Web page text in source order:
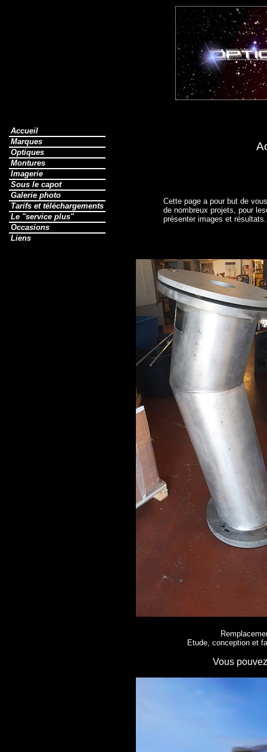
Accueil
Marques
Optiques
Montures
Imagerie
Sous le capot
Galerie photo
Tarifs et téléchargements
Le "service plus"
Occasions
Liens
Cette page a pour but de
de nombreux projets, pour
présenter images et résultats.
Etude, conception et
Vous